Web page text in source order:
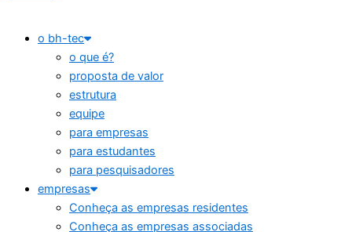
o bh-tec
o que é?
proposta de valor
estrutura
equipe
para empresas
para estudantes
para pesquisadores
empresas
Conheça as empresas residentes
Conheça as empresas associadas